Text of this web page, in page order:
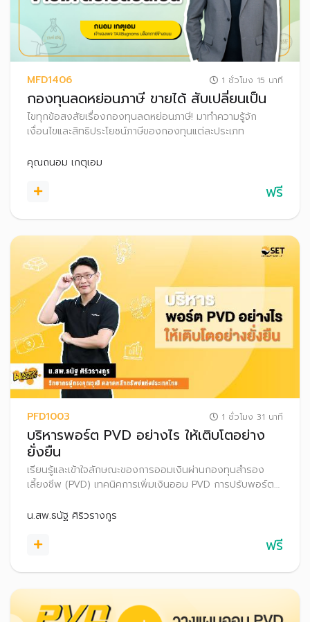
MFD1406 1 ชั่วโมง 15 นาที
กองทุนลดหย่อนภาษี ขายได้ สับเปลี่ยนเป็น
ไขทุกข้อสงสัยเรื่องกองทุนลดหย่อนภาษี! มาทำความรู้จัก
เงื่อนไขและสิทธิประโยชน์ภาษีของกองทุนแต่ละประเภท
คุณถนอม เกตุเอม
ฟรี
PFD1003 1 ชั่วโมง 31 นาที
บริหารพอร์ต PVD อย่างไร ให้เติบโตอย่าง
ยั่งยืน
เรียนรู้และเข้าใจลักษณะของการออมเงินผ่านกองทุนสำรอง
เลี้ยงชีพ (PVD) เทคนิคการเพิ่มเงินออม PVD การปรับพอร์ต
อายุหรือออกจากกองทุนสำรองเลี้ยงชีพ
น.สพ.ธนัฐ ศิริวรางกูร
ฟรี